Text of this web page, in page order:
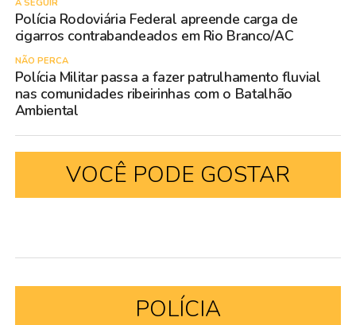
A SEGUIR
Polícia Rodoviária Federal apreende carga de
cigarros contrabandeados em Rio Branco/AC
NÃO PERCA
Polícia Militar passa a fazer patrulhamento fluvial
nas comunidades ribeirinhas com o Batalhão
Ambiental
VOCÊ PODE GOSTAR
POLÍCIA